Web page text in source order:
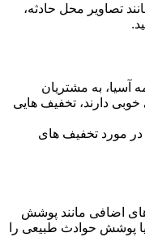
تصاویر محل حادثه،
آسیا، به مشتریان
خوبی دارند، تخفیف هایی
در مورد تخفیف های
اضافی مانند پوشش
حوادث طبیعی را